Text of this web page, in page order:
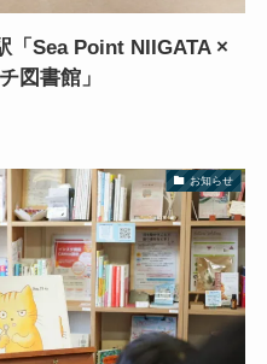
「Sea Point NIIGATA ×
図書館」
お知らせ